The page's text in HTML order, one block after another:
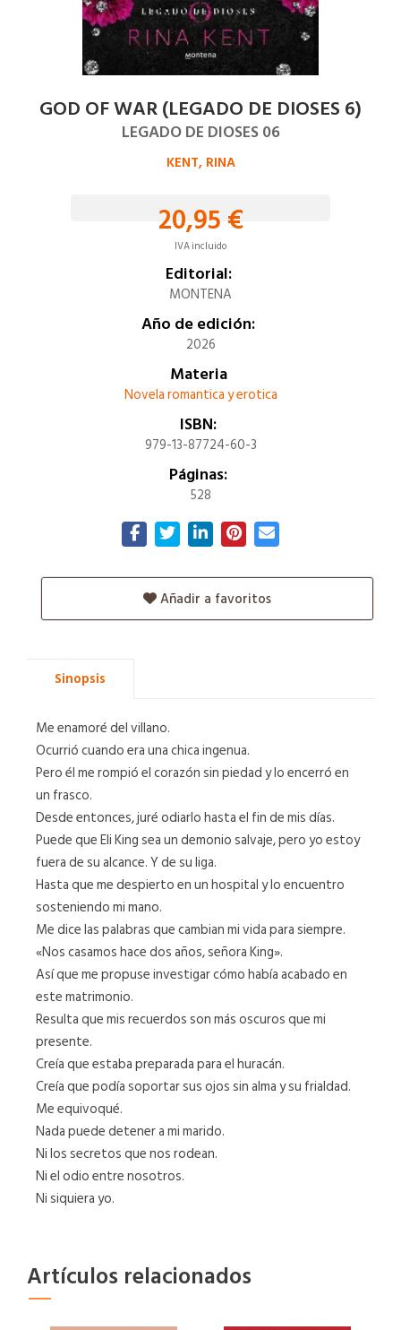
GOD OF WAR (LEGADO DE DIOSES 6)
LEGADO DE DIOSES 06
KENT, RINA
20,95 €
IVA incluido
Editorial:
MONTENA
Año de edición:
2026
Materia
Novela romantica y erotica
ISBN:
979-13-87724-60-3
Páginas:
528
Añadir a favoritos
Sinopsis
Me enamoré del villano.
Ocurrió cuando era una chica ingenua.
Pero él me rompió el corazón sin piedad y lo encerró en
un frasco.
Desde entonces, juré odiarlo hasta el fin de mis días.
Puede que Eli King sea un demonio salvaje, pero yo estoy
fuera de su alcance. Y de su liga.
Hasta que me despierto en un hospital y lo encuentro
sosteniendo mi mano.
Me dice las palabras que cambian mi vida para siempre.
«Nos casamos hace dos años, señora King».
Así que me propuse investigar cómo había acabado en
este matrimonio.
Resulta que mis recuerdos son más oscuros que mi
presente.
Creía que estaba preparada para el huracán.
Creía que podía soportar sus ojos sin alma y su frialdad.
Me equivoqué.
Nada puede detener a mi marido.
Ni los secretos que nos rodean.
Ni el odio entre nosotros.
Ni siquiera yo.
Artículos relacionados